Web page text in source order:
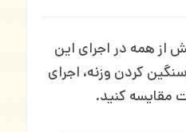
از همه در اجرای این
کردن وزنه، اجرای
مقایسه کنید.